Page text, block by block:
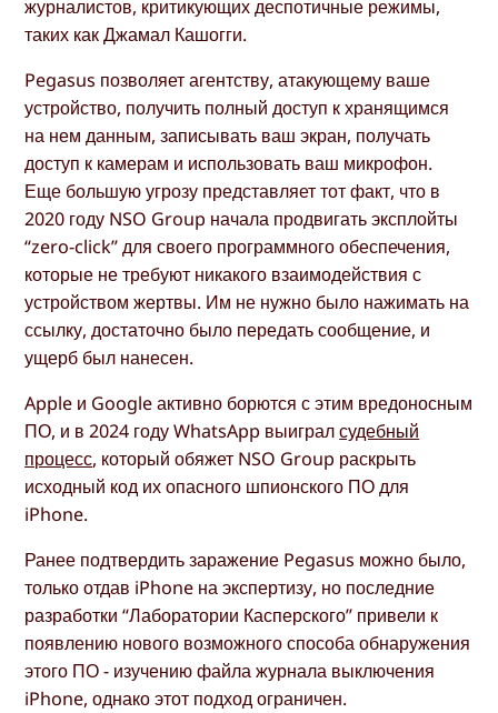
журналистов, критикующих деспотичные режимы,
таких как Джамал Кашогги.
Pegasus позволяет агентству, атакующему ваше
устройство, получить полный доступ к хранящимся
на нем данным, записывать ваш экран, получать
доступ к камерам и использовать ваш микрофон.
Еще большую угрозу представляет тот факт, что в
2020 году NSO Group начала продвигать эксплойты
“zero-click” для своего программного обеспечения,
которые не требуют никакого взаимодействия с
устройством жертвы. Им не нужно было нажимать на
ссылку, достаточно было передать сообщение, и
ущерб был нанесен.
Apple и Google активно борются с этим вредоносным
ПО, и в 2024 году WhatsApp выигралсудебный
процесс, который обяжет NSO Group раскрыть
исходный код их опасного шпионского ПО для
iPhone.
Ранее подтвердить заражение Pegasus можно было,
только отдав iPhone на экспертизу, но последние
разработки “Лаборатории Касперского” привели к
появлению нового возможного способа обнаружения
этого ПО - изучению файла журнала выключения
iPhone, однако этот подход ограничен.